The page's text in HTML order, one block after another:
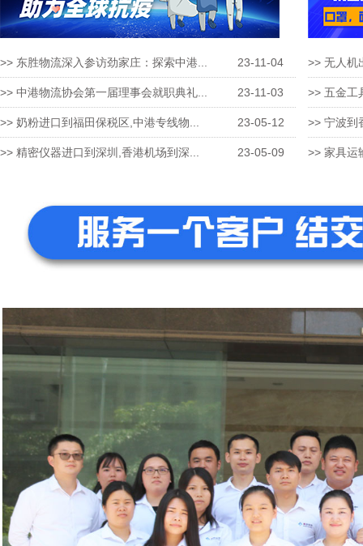
>> 东胜物流深入参访劲家庄：探索中港... 23-11-04
>> 中港物流协会第一届理事会就职典礼... 23-11-03
>> 奶粉进口到福田保税区,中港专线物... 23-05-12
>> 精密仪器进口到深圳,香港机场到深... 23-05-09
>> 无人机
>> 五金工
>> 宁波到
>> 家具运